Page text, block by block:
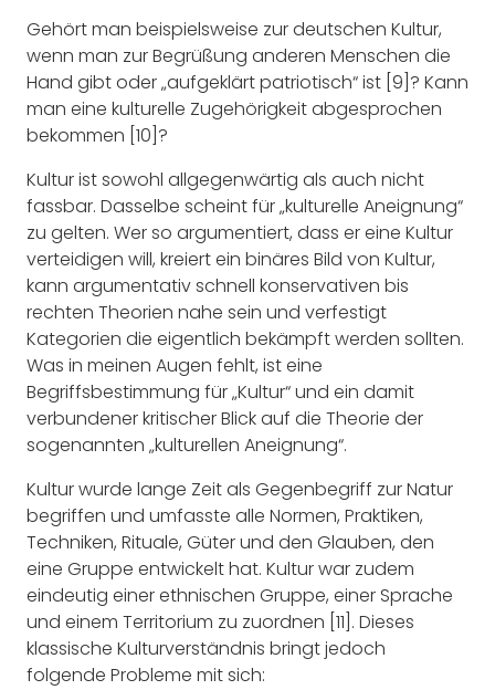
Gehört man beispielsweise zur deutschen Kultur,
wenn man zur Begrüßung anderen Menschen die
Hand gibt oder „aufgeklärt patriotisch“ ist [9]? Kann
man eine kulturelle Zugehörigkeit abgesprochen
bekommen [10]?
Kultur ist sowohl allgegenwärtig als auch nicht
fassbar. Dasselbe scheint für „kulturelle Aneignung“
zu gelten. Wer so argumentiert, dass er eine Kultur
verteidigen will, kreiert ein binäres Bild von Kultur,
kann argumentativ schnell konservativen bis
rechten Theorien nahe sein und verfestigt
Kategorien die eigentlich bekämpft werden sollten.
Was in meinen Augen fehlt, ist eine
Begriffsbestimmung für „Kultur“ und ein damit
verbundener kritischer Blick auf die Theorie der
sogenannten „kulturellen Aneignung“.
Kultur wurde lange Zeit als Gegenbegriff zur Natur
begriffen und umfasste alle Normen, Praktiken,
Techniken, Rituale, Güter und den Glauben, den
eine Gruppe entwickelt hat. Kultur war zudem
eindeutig einer ethnischen Gruppe, einer Sprache
und einem Territorium zu zuordnen [11]. Dieses
klassische Kulturverständnis bringt jedoch
folgende Probleme mit sich: